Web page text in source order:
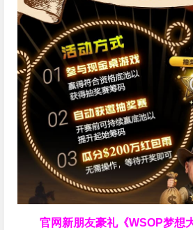
官网新朋友豪礼《WSOP梦想